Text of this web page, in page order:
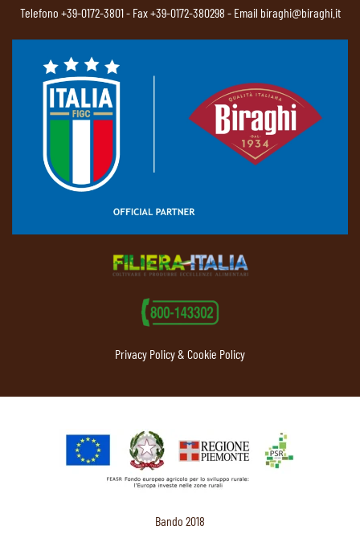
Telefono +39-0172-3801- Fax +39-0172-380298 - Email biraghi@biraghi.it
Privacy Policy & Cookie Policy
Bando 2018